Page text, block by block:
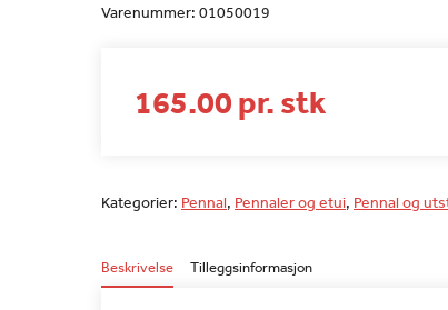
Varenummer: 01050019
165.00 pr. stk
Kategorier: Pennal, Pennaler og etui, Pennal og
Beskrivelse Tilleggsinformasjon